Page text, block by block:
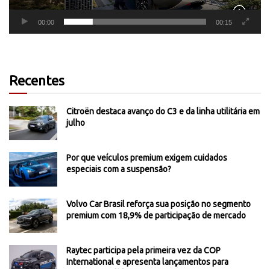
00:00 00:15
Recentes
Citroën destaca avanço do C3 e da linha utilitária em
julho
Por que veículos premium exigem cuidados
especiais com a suspensão?
Volvo Car Brasil reforça sua posição no segmento
premium com 18,9% de participação de mercado
Raytec participa pela primeira vez da COP
International e apresenta lançamentos para